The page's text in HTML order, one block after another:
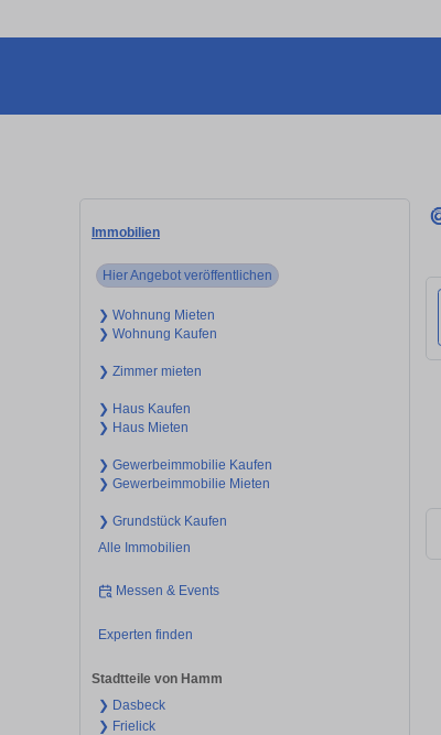
Immobilien
Hier Angebot veröffentlichen
❯ Wohnung Mieten
❯ Wohnung Kaufen
❯ Zimmer mieten
❯ Haus Kaufen
❯ Haus Mieten
❯ Gewerbeimmobilie Kaufen
❯ Gewerbeimmobilie Mieten
❯ Grundstück Kaufen
Alle Immobilien
Messen & Events
Experten finden
Stadtteile von Hamm
❯ Dasbeck
❯ Frielick